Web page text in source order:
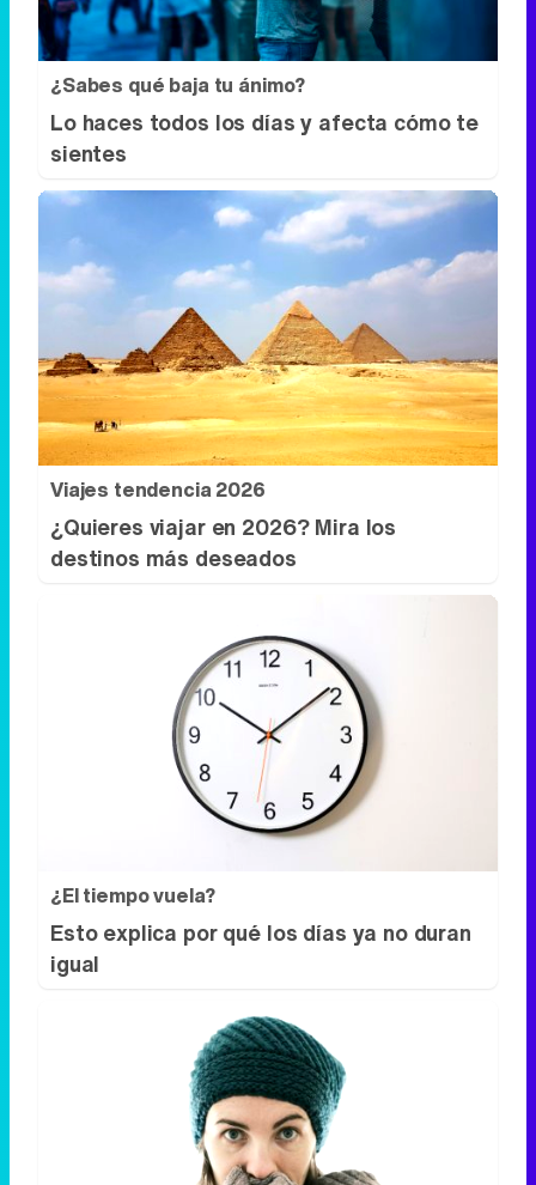
¿Sabes qué baja tu ánimo?
Lo haces todos los días y afecta cómo te
sientes
Viajes tendencia 2026
¿Quieres viajar en 2026? Mira los
destinos más deseados
¿El tiempo vuela?
Esto explica por qué los días ya no duran
igual